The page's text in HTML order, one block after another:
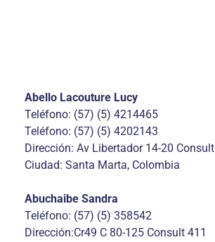
Abello Lacouture Lucy
Teléfono: (57) (5) 4214465
Teléfono: (57) (5) 4202143
Dirección: Av Libertador 14-20 Consult
Ciudad: Santa Marta, Colombia
Abuchaibe Sandra
Teléfono: (57) (5) 358542
Dirección:Cr49 C 80-125 Consult 411